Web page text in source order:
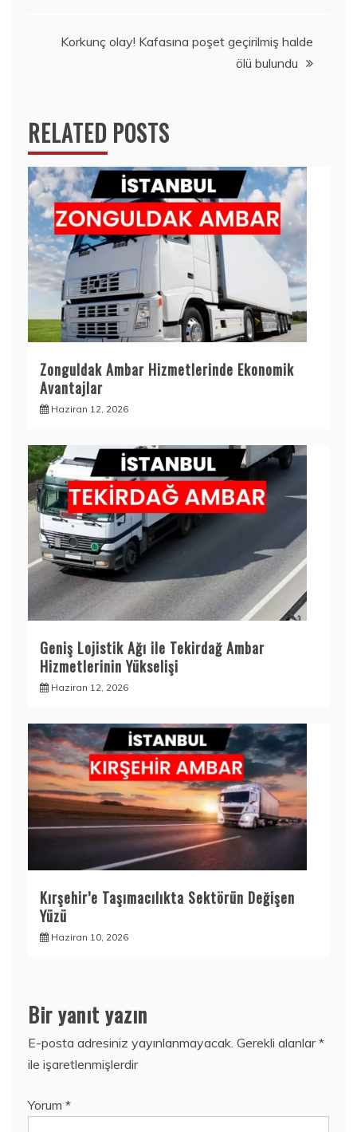
Korkunç olay! Kafasına poşet geçirilmiş halde
ölü bulundu
RELATED POSTS
Zonguldak Ambar Hizmetlerinde Ekonomik
Avantajlar
Haziran 12, 2026
Geniş Lojistik Ağı ile Tekirdağ Ambar
Hizmetlerinin Yükselişi
Haziran 12, 2026
Kırşehir’e Taşımacılıkta Sektörün Değişen
Yüzü
Haziran 10, 2026
Bir yanıt yazın
E-posta adresiniz yayınlanmayacak. Gerekli alanlar*
ile işaretlenmişlerdir
Yorum *